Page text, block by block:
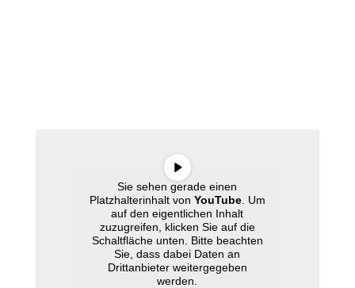
Sie sehen gerade einen
Platzhalterinhalt von YouTube. Um
auf den eigentlichen Inhalt
zuzugreifen, klicken Sie auf die
Schaltfläche unten. Bitte beachten
Sie, dass dabei Daten an
Drittanbieter weitergegeben
werden.